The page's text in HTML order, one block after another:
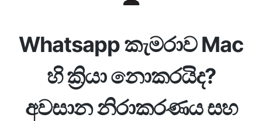
Whatsapp කැමරාව Mac
හි ක්‍රියා නොකරයිද?
අවසාන නිරාකරණය සහ